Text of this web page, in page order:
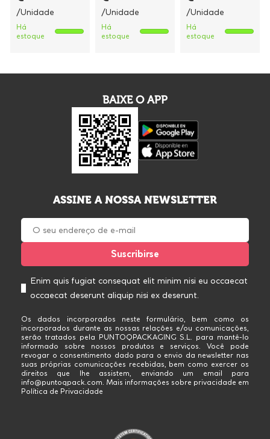
/Unidade
Há
estoque
/Unidade
Há
estoque
/Unidade
Há
estoque
BAIXE O APP
ASSINE A NOSSA NEWSLETTER
Enim quis fugiat consequat elit minim nisi eu occaecat
occaecat deserunt aliquip nisi ex deserunt.
Os dados incorporados neste formulário, bem como os
incorporados durante as nossas relações e/ou comunicações,
serão tratados pela PUNTOQPACKAGING S.L. para mantê-lo
informado sobre nossos produtos e serviços. Você pode
revogar o consentimento dado para o envio da newsletter nas
suas próprias comunicações recebidas, bem como exercer os
direitos que lhe assistem, enviando um email para
info@puntoqpack.com. Mais informações sobre privacidade em
Política de Privacidade